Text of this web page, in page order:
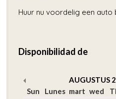
Huur nu voordelig een auto
Disponibilidad de
AUGUSTUS
Sun
Lunes mart wed